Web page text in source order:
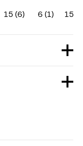
15 (6) 6 (1) 15